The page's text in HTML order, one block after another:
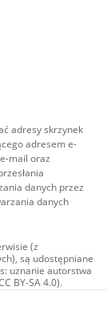
adresy skrzynek
adresem e-
mail oraz
danych przez
danych
(z
są udostępniane
uznanie autorstwa
BY-SA 4.0).
materiały
typu
użycie